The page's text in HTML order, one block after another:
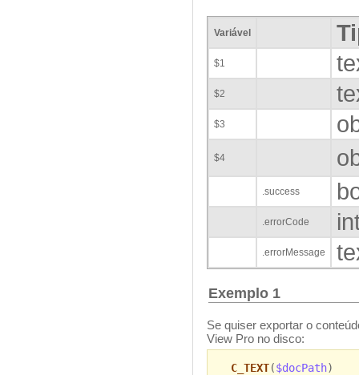
Variável
$1
$2
$3
$4
.success
.errorCode
.errorMessage
Exemplo 1
Se quiser exportar o
View Pro no disco:
C_TEXT($docPath)